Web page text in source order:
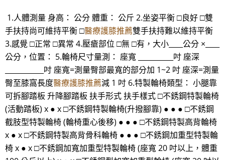
1.人體測量 身高： 公分 體重： 公斤 2.坐姿平衡 □良好 □雙
手扶持尚可維持平衡 □醫療護膝推薦雙手扶持難以維持平衡
3.感覺 □正常 □異常 4.壓瘡部位 □無 □有，大小____公分 ×____
公分，位置： 5.輪椅尺寸量測： 座寬 __________吋 座深
___________吋 座寬=測量臀部最寬的部分加 1~2 吋 座深=測量
臀至膝窩長度醫療護膝推薦減 1 吋 6.特製輪椅類型： 小腿靠
可拆腳踏板 升降腳踏板 扶手形式 扶手樣式 □不銹鋼特製輪椅
(活動踏板) x ● x □不銹鋼特製輪椅(升撥腳靠) ● ● ● □不銹鋼
截肢型特製輪椅 (輪椅重心後移) ● ● ● □不銹鋼特製高背輪椅
x ● x □不銹鋼特製高背骨科輪椅 ● ● ● □不銹鋼加重型特製輪
椅 x ● x □不銹鋼加寬加重型特製輪椅 (座寬 20 吋以上，體重